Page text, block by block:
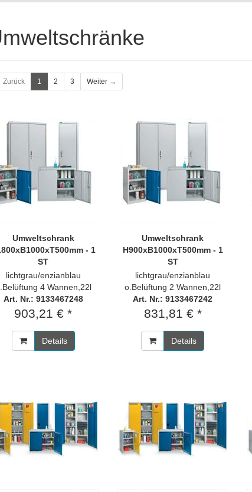
Zurück 1 2 3 Weiter →
Umweltschrank
- 1
ST
lichtgrau/enzianblau
4 Wannen,22l
Art. Nr.: 9133467248
903,21 € *
Details
Umweltschrank
H900xB1000xT500mm - 1
ST
lichtgrau/enzianblau
o.Belüftung 2 Wannen,22l
Art. Nr.: 9133467242
831,81 € *
Details